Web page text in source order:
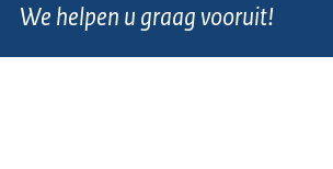
We helpen u graag vooruit!